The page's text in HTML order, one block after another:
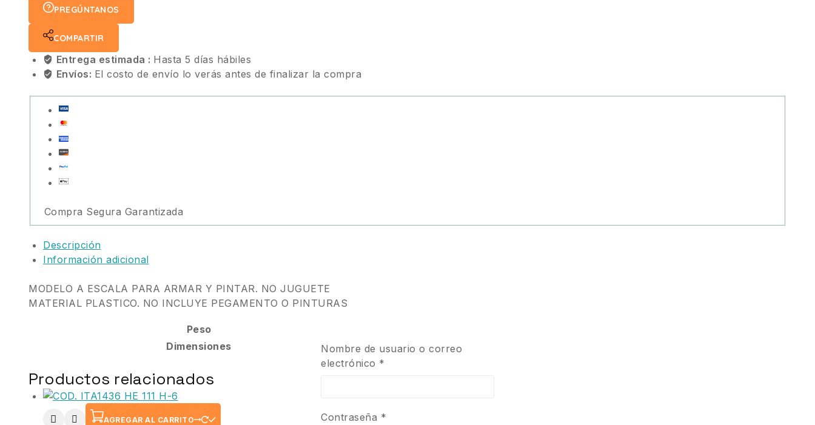
PREGÚNTANOS
COMPARTIR
Entrega estimada : Hasta 5 días hábiles
Envíos: El costo de envío lo verás antes de finalizar la compra
Compra Segura Garantizada
Descripción
Información adicional
MODELO A ESCALA PARA ARMAR Y PINTAR. NO JUGUETE
MATERIAL PLASTICO. NO INCLUYE PEGAMENTO O PINTURAS
Peso
Dimensiones
30 × 20 × 10 cm
Productos relacionados
AGREGAR AL CARRITO
Nombre de usuario o correo
electrónico *
Contraseña *